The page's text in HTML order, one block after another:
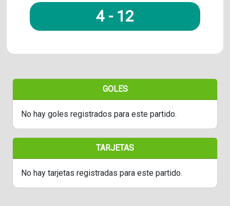
4- 12
GOLES
No hay goles registrados para este partido.
TARJETAS
No hay tarjetas registradas para este partido.